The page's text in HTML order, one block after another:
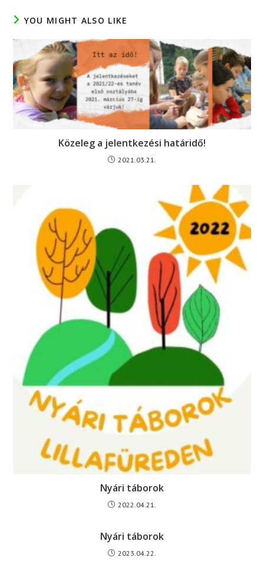
YOU MIGHT ALSO LIKE
Közeleg a jelentkezési határidő!
2021.03.21.
Nyári táborok
2022.04.21.
Nyári táborok
2023.04.22.